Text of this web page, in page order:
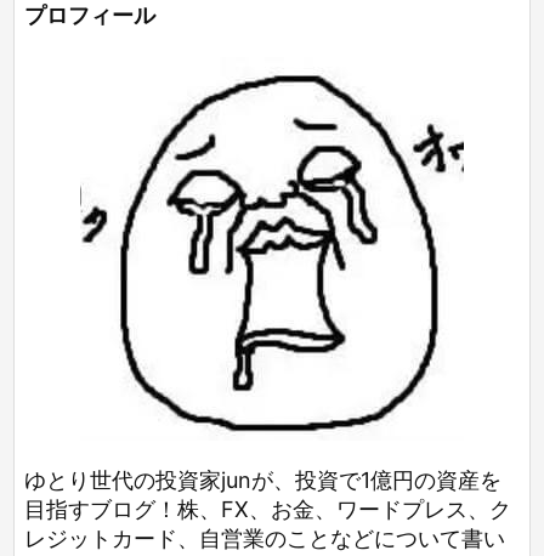
プロフィール
ゆとり世代の投資家junが、投資で1億円の資産を
目指すブログ！株、FX、お金、ワードプレス、ク
レジットカード、自営業のことなどについて書い